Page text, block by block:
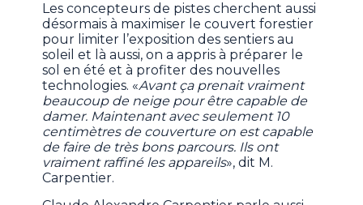
Les concepteurs de pistes cherchent aussi
désormais à maximiser le couvert forestier
pour limiter l’exposition des sentiers au
soleil et là aussi, on a appris à préparer le
sol en été et à profiter des nouvelles
technologies. «Avant ça prenait vraiment
beaucoup de neige pour être capable de
damer. Maintenant avec seulement 10
centimètres de couverture on est capable
de faire de très bons parcours. Ils ont
vraiment raffiné les appareils», dit M.
Carpentier.